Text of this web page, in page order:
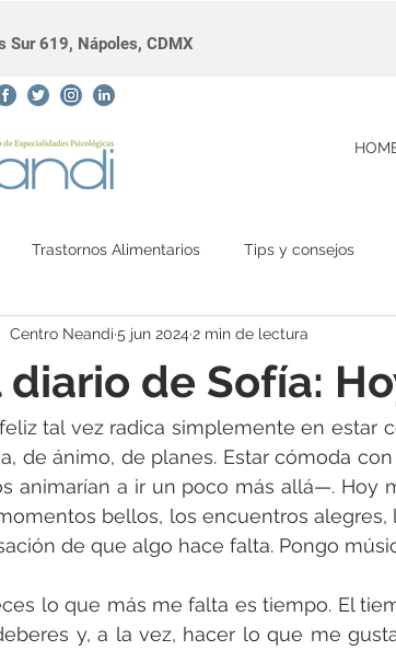
Sur 619, Nápoles, CDMX
Trastornos Alimentarios Tips y consejos
diario de Sofía:
Centro Neandi 5 jun 2024 2 min de lectura
tal vez radica simplemente en estar
de ánimo, de planes. Estar cómoda
animarían a ir un poco más allá—. Hoy
bellos, los encuentros
de que algo hace falta. Pongo
lo que más me falta es tiempo. El
y, a la vez, hacer lo que me